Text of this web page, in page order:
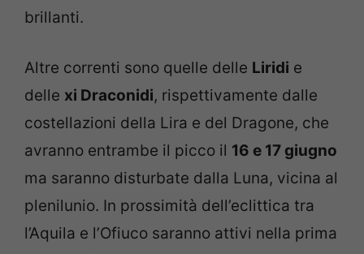
brillanti.
Altre correnti sono quelle delle Liridi e
delle xi Draconidi, rispettivamente dalle
costellazioni della Lira e del Dragone, che
avranno entrambe il picco il 16 e 17 giugno
ma saranno disturbate dalla Luna, vicina al
plenilunio. In prossimità dell’eclittica tra
l’Aquila e l’Ofiuco saranno attivi nella prima